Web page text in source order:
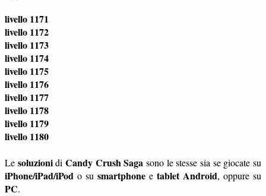
livello 1171
livello 1172
livello 1173
livello 1174
livello 1175
livello 1176
livello 1177
livello 1178
livello 1179
livello 1180
Le soluzionidiCandy Crush Saga sono le stesse sia se giocate su
iPhone/iPad/iPod o su smartphone e tablet Android, oppure su
PC.